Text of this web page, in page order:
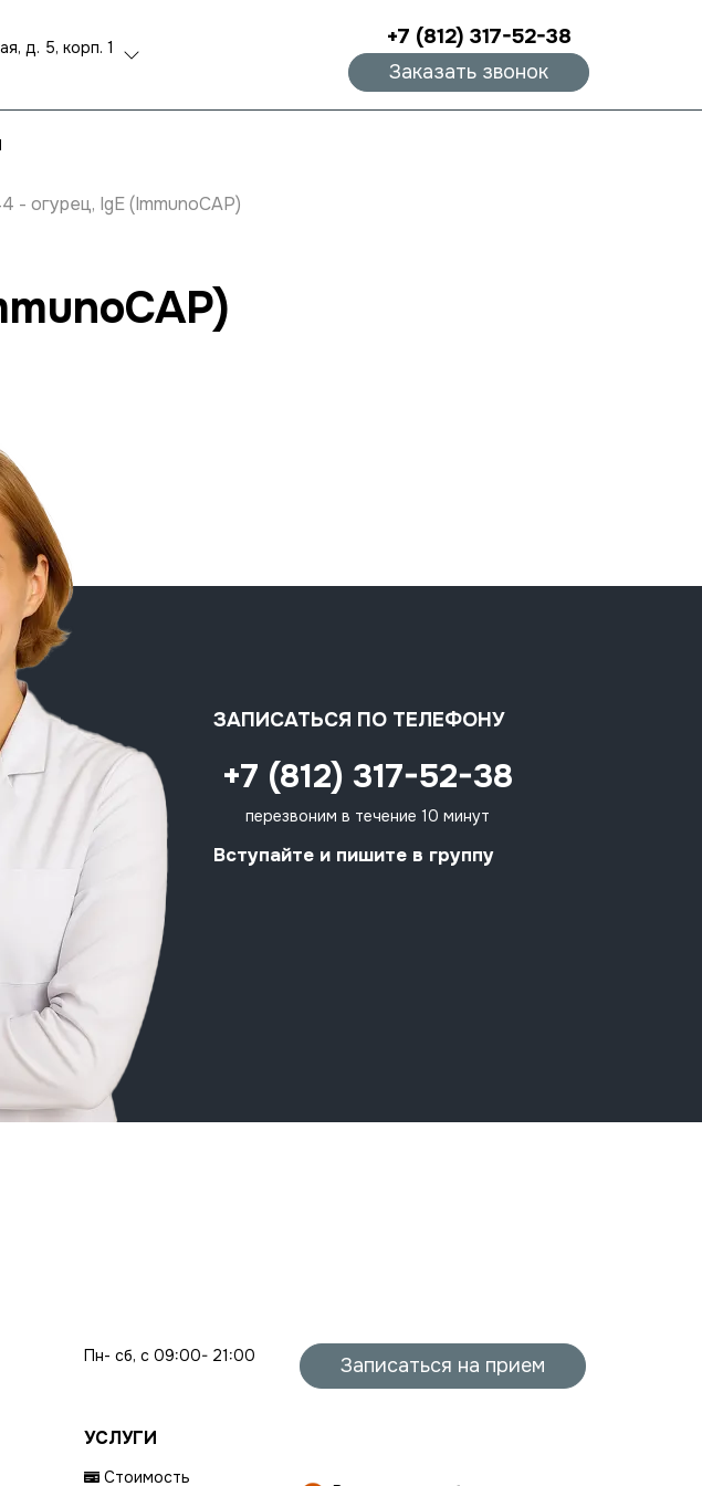
д. 5, корп. 1 +7 (812) 317-52-38
Заказать звонок
- огурец, IgE (ImmunoCAP)
ЗАПИСАТЬСЯ ПО ТЕЛЕФОНУ
+7 (812) 317-52-38
перезвоним в течение 10 минут
Вступайте и пишите в группу
Пн- сб, с 09:00- 21:00
УСЛУГИ
Стоимость
Записаться на прием